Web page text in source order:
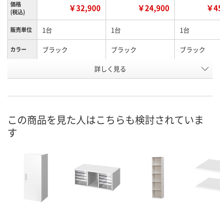
価格
(税込)
￥32,900 ￥24,900 ￥
販売単位 1台 1台 1台
カラー ブラック ブラック ブラック
1100mm 1850mm
錠）
錠）
お申込番
号
EK49169 EK49204 EK49161
8月11日（火）
数量
詳しく見る
この商品を見た人はこちらも検討されていま
す